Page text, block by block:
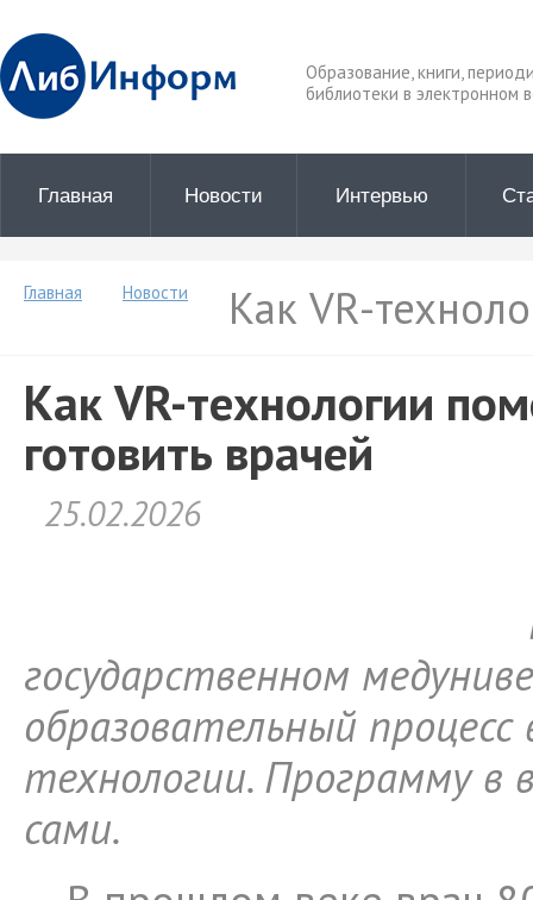
Образование, книги,
библиотеки в электронном
Главная Новости Интервью
Главная Новости Как VR-
Как VR-технологии
готовить врачей
25.02.2026
государственном
образовательный процесс
технологии. Программу в
сами.